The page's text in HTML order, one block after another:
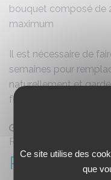
bouquet composé de
maximum
Il est nécessaire de
semaines pour
naturellement et
fournis.
Référence : ECVR
Prix :
Ce site utilise des
que